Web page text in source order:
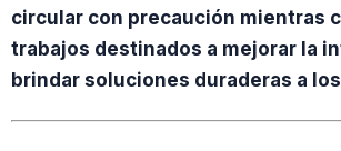
circular con precaución mientras
trabajos destinados a mejorar la
brindar soluciones duraderas a